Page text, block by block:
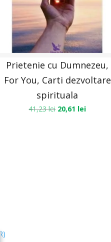
Prietenie cu Dumnezeu,
For You, Carti dezvoltare
spirituala
41,23lei 20,61 lei